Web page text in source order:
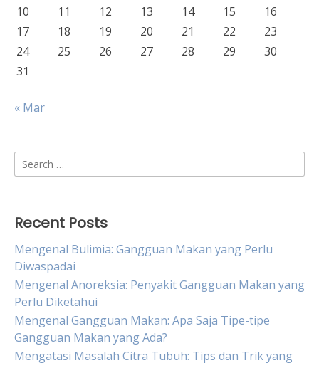
10
11 12 13 14 15
16
17
18 19 20 21 22
23
24
25 26 27 28 29
30
31
« Mar
Search
for:
Recent Posts
Mengenal Bulimia: Gangguan Makan yang Perlu
Diwaspadai
Mengenal Anoreksia: Penyakit Gangguan Makan yang
Perlu Diketahui
Mengenal Gangguan Makan: Apa Saja Tipe-tipe
Gangguan Makan yang Ada?
Mengatasi Masalah Citra Tubuh: Tips dan Trik yang